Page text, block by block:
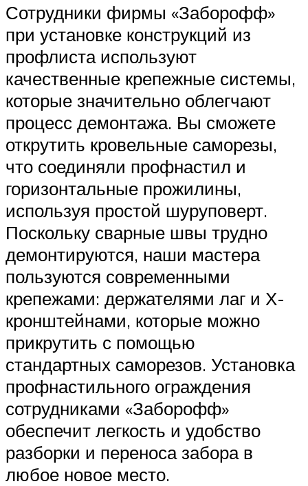
Сотрудники фирмы «Заборофф»
при установке конструкций из
профлиста используют
качественные крепежные системы,
которые значительно облегчают
процесс демонтажа. Вы сможете
открутить кровельные саморезы,
что соединяли профнастил и
горизонтальные прожилины,
используя простой шуруповерт.
Поскольку сварные швы трудно
демонтируются, наши мастера
пользуются современными
крепежами: держателями лаг и Х-
кронштейнами, которые можно
прикрутить с помощью
стандартных саморезов. Установка
профнастильного ограждения
сотрудниками «Заборофф»
обеспечит легкость и удобство
разборки и переноса забора в
любое новое место.